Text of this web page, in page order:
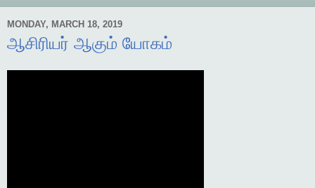
MONDAY, MARCH 18, 2019
ஆசிரியர் ஆகும் யோகம்